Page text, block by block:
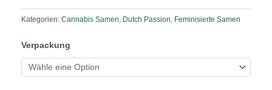
Kategorien: Cannabis Samen, Dutch Passion, Feminisierte Samen
Verpackung